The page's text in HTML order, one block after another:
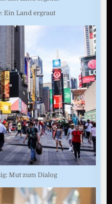
Ein Land ergraut
Mut zum Dialog